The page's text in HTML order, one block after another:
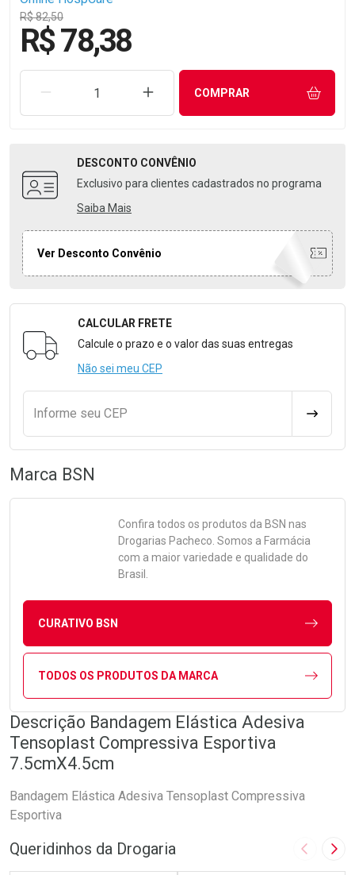
R$ 82,50
R$ 78,38
REMOVER UMA UNIDADEAUMENTAR UMA UNIDADE
COMPRAR
DESCONTO CONVÊNIO
Exclusivo para clientes cadastrados no programa
Saiba Mais
Ver Desconto Convênio
Formulário para Calcular o Frete
CALCULAR FRETE
Calcule o prazo e o valor das suas entregas
Não sei meu CEP
Informe seu CEP
Marca BSN
Confira todos os produtos da BSN nas
Drogarias Pacheco. Somos a Farmácia
com a maior variedade e qualidade do
Brasil.
CURATIVO BSN
TODOS OS PRODUTOS DA MARCA
Descrição Bandagem Elástica Adesiva
Tensoplast Compressiva Esportiva
7.5cmX4.5cm
Bandagem Elástica Adesiva Tensoplast Compressiva
Esportiva
Queridinhos da Drogaria Imagem